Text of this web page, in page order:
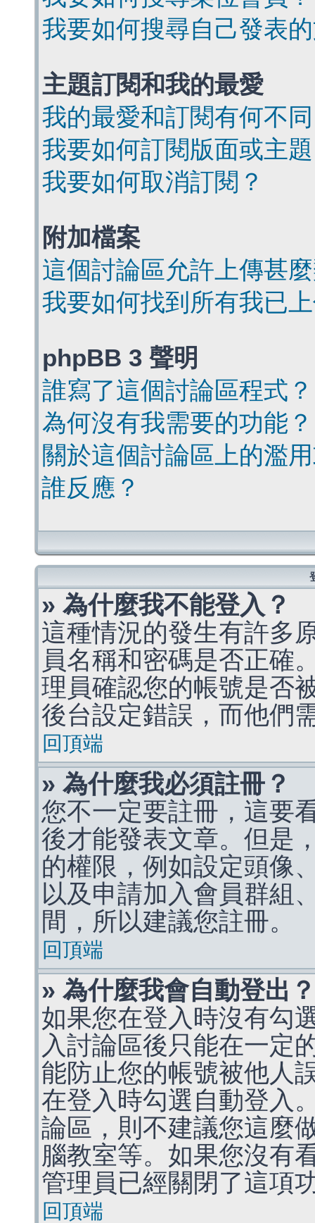
我要如何搜尋自己發表
主題訂閱和我的最愛
我的最愛和訂閱有何不
我要如何訂閱版面或主
我要如何取消訂閱？
附加檔案
這個討論區允許上傳甚
我要如何找到所有我已
phpBB 3 聲明
誰寫了這個討論區程式？
為何沒有我需要的功能？
關於這個討論區上的濫
誰反應？
» 為什麼我不能登入？
這種情況的發生有許多
員名稱和密碼是否正確
理員確認您的帳號是否
後台設定錯誤，而他們
回頂端
» 為什麼我必須註冊？
您不一定要註冊，這要
後才能發表文章。但是
的權限，例如設定頭像
以及申請加入會員群組
間，所以建議您註冊。
回頂端
» 為什麼我會自動登出？
如果您在登入時沒有勾
入討論區後只能在一定
能防止您的帳號被他人
在登入時勾選自動登入
論區，則不建議您這麼
腦教室等。如果您沒有
管理員已經關閉了這項
回頂端